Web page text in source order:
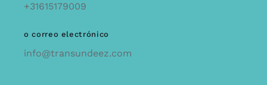
+31615179009
o correo electrónico
info@transundeez.com